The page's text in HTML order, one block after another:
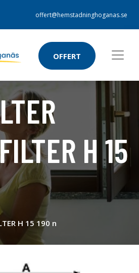
offert@hemstadninghoganas.se
OFFERT
H 15
H 15 190 n